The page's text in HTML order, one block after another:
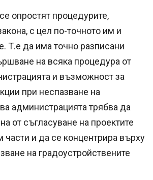
опростят процедурите,
с цел по-точното им и
Т.е да има точно разписани
на всяка процедура от
и възможност за
при неспазване на
администрацията трябва да
от съгласуване на проектите
части и да се концентрира върху
на градоустройствените